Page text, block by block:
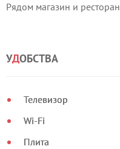
Рядом магазин и ресторан
УДОБСТВА
Телевизор
Wi-Fi
Плита